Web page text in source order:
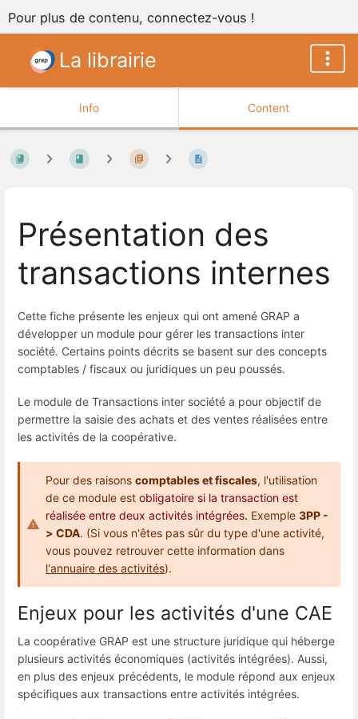
Pour plus de contenu, connectez-vous !
La librairie
Info Content
Présentation des
transactions internes
Cette fiche présente les enjeux qui ont amené GRAP a
développer un module pour gérer les transactions inter
société. Certains points décrits se basent sur des concepts
comptables / fiscaux ou juridiques un peu poussés.
Le module de Transactions inter société a pour objectif de
permettre la saisie des achats et des ventes réalisées entre
les activités de la coopérative.
Pour des raisons comptables et fiscales, l'utilisation
de ce module est obligatoire si la transaction est
réalisée entre deux activités intégrées. Exemple 3PP -
> CDA. (Si vous n'êtes pas sûr du type d'une activité,
vous pouvez retrouver cette information dans
l'annuaire des activités).
Enjeux pour les activités d'une CAE
La coopérative GRAP est une structure juridique qui héberge
plusieurs activités économiques (activités intégrées). Aussi,
en plus des enjeux précédents, le module répond aux enjeux
spécifiques aux transactions entre activités intégrées.